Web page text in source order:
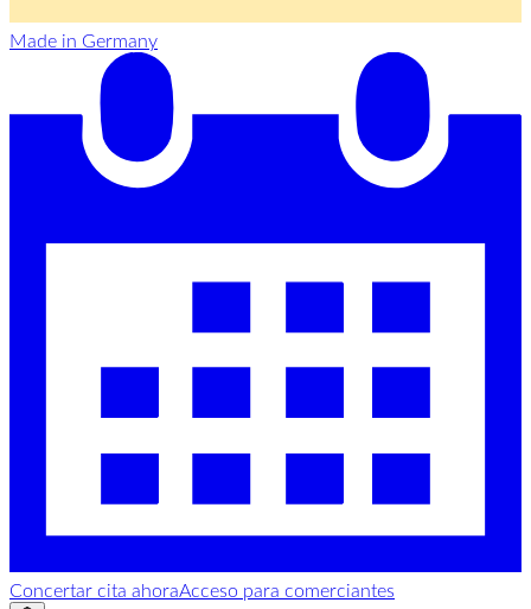
Made in Germany
Concertar cita ahoraAcceso para comerciantes